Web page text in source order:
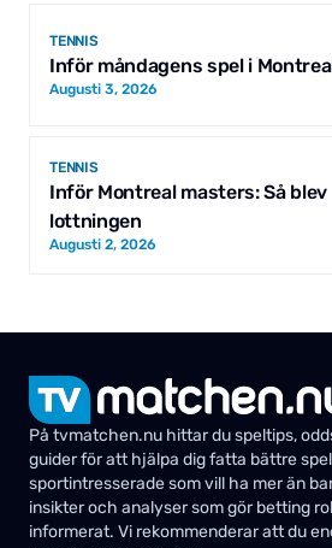
TENNIS
Inför måndagens spel i
Augusti 3, 2026
TENNIS
Inför Montreal masters: Så blev
lottningen
Augusti 2, 2026
På tvmatchen.nu hittar du speltips,
guider för att hjälpa dig fatta bättre
sportintresserade som vill ha mer än
insikter och analyser som gör betting
informerat. Vi rekommenderar att du